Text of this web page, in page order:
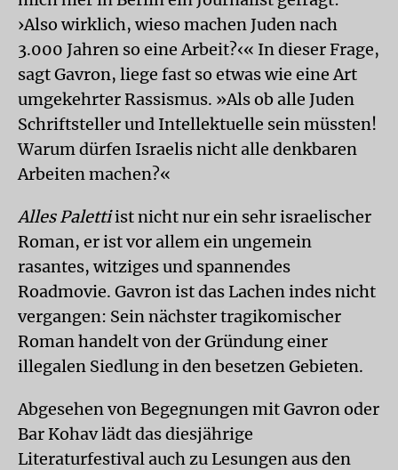
›Also wirklich, wieso machen Juden nach
3.000 Jahren so eine Arbeit?‹« In dieser Frage,
sagt Gavron, liege fast so etwas wie eine Art
umgekehrter Rassismus. »Als ob alle Juden
Schriftsteller und Intellektuelle sein müssten!
Warum dürfen Israelis nicht alle denkbaren
Arbeiten machen?«
Alles Palettiist nicht nur ein sehr israelischer
Roman, er ist vor allem ein ungemein
rasantes, witziges und spannendes
Roadmovie. Gavron ist das Lachen indes nicht
vergangen: Sein nächster tragikomischer
Roman handelt von der Gründung einer
illegalen Siedlung in den besetzen Gebieten.
Abgesehen von Begegnungen mit Gavron oder
Bar Kohav lädt das diesjährige
Literaturfestival auch zu Lesungen aus den